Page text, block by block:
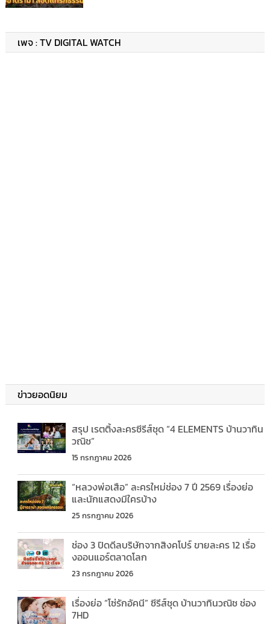
เพจ : TV DIGITAL WATCH
ข่าวยอดนิยม
สรุป เรตติ้งละครซีรีส์ชุด “4 ELEMENTS บ้านวาทิน
วณิช”
15 กรกฎาคม 2026
“หลวงพ่อเสือ” ละครใหม่ช่อง 7 ปี 2569 เรื่องย่อ
และนักแสดงมีใครบ้าง
25 กรกฎาคม 2026
ช่อง 3 ปิดดีลบริษัทจากสิงคโปร์ ขายละคร 12 เรื่อ
งออนแอร์ตลาดโลก
23 กรกฎาคม 2026
เรื่องย่อ “โซ่รักอัคนี” ซีรีส์ชุด บ้านวาทินวณิช ช่อง
7HD